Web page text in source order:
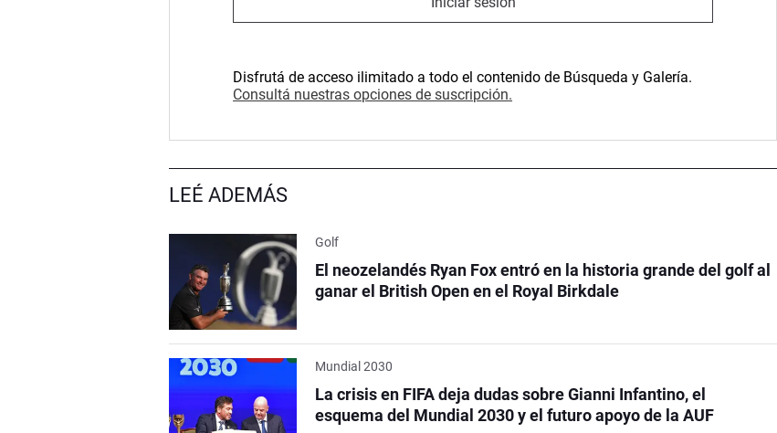
Disfrutá de acceso ilimitado a todo el contenido de Búsqueda y Galería.
Consultá nuestras opciones de suscripción.
LEÉ ADEMÁS
Golf
El neozelandés Ryan Fox entró en la historia grande del golf al
ganar el British Open en el Royal Birkdale
Mundial 2030
La crisis en FIFA deja dudas sobre Gianni Infantino, el
esquema del Mundial 2030 y el futuro apoyo de la AUF